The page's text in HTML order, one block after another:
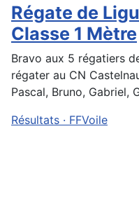
Régate de
Classe 1 Mètre
Bravo aux 5 régatiers
régater au CN
Pascal, Bruno, Gabriel,
Résultats · FFVoile